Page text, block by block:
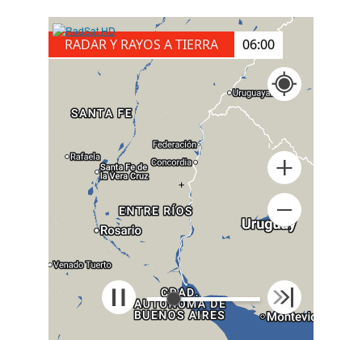
RADAR Y RAYOS A TIERRA 06:20
+